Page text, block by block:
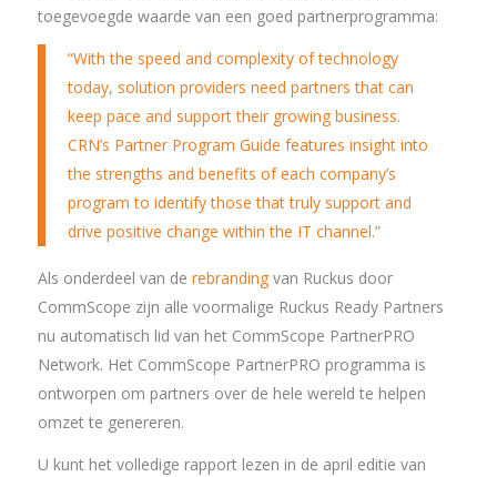
toegevoegde waarde van een goed partnerprogramma:
“With the speed and complexity of technology
today, solution providers need partners that can
keep pace and support their growing business.
CRN’s Partner Program Guide features insight into
the strengths and benefits of each company’s
program to identify those that truly support and
drive positive change within the IT channel.”
Als onderdeel van de rebrandingvan Ruckus door
CommScope zijn alle voormalige Ruckus Ready Partners
nu automatisch lid van het CommScope PartnerPRO
Network. Het CommScope PartnerPRO programma is
ontworpen om partners over de hele wereld te helpen
omzet te genereren.
U kunt het volledige rapport lezen in de april editie van